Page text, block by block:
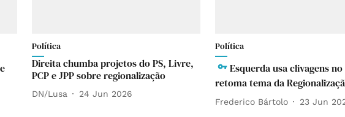
Política
Direita chumba projetos do PS, Livre,
PCP e JPP sobre regionalização
DN/Lusa 24 Jun 2026
Política
Esquerda usa clivagens no
retoma tema da
Frederico Bártolo 23 Jun